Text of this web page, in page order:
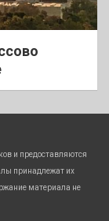
и предоставляются
принадлежат их
материала не